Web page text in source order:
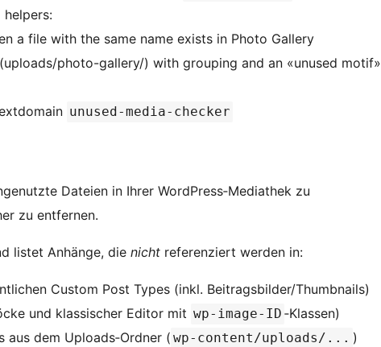
helpers:
a file with the same name exists in Photo Gallery
photo-gallery/) with grouping and an «unused motif»
unused-media-checker
Dateien in Ihrer WordPress‑Mediathek zu
zu entfernen.
listet Anhänge, die nicht referenziert werden in:
Custom Post Types (inkl. Beitragsbilder/Thumbnails)
und klassischer Editor mit wp-image-ID ‑Klassen)
aus dem Uploads‑Ordner ( wp-content/uploads/... )